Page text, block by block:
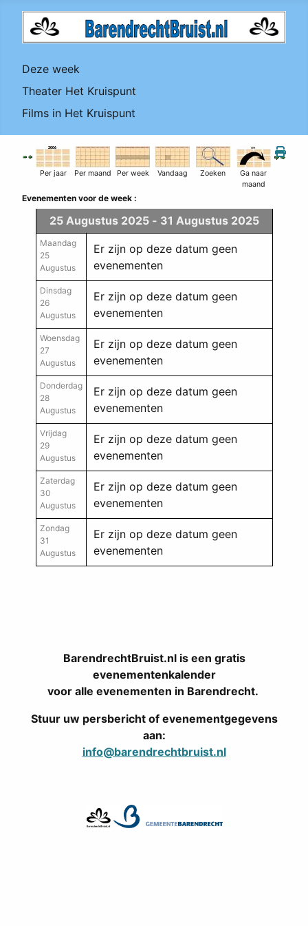
Deze week
Theater Het Kruispunt
Films in Het Kruispunt
Per jaar Per maand Per week Vandaag Zoeken
Ga naar
maand
Evenementen voor de week :
25 Augustus 2025 - 31 Augustus 2025
Maandag
25
Augustus
Er zijn op deze datum geen
evenementen
Dinsdag
26
Augustus
Er zijn op deze datum geen
evenementen
Woensdag
27
Augustus
Er zijn op deze datum geen
evenementen
Donderdag
28
Augustus
Er zijn op deze datum geen
evenementen
Vrijdag
29
Augustus
Er zijn op deze datum geen
evenementen
Zaterdag
30
Augustus
Er zijn op deze datum geen
evenementen
Zondag
31
Augustus
Er zijn op deze datum geen
evenementen
BarendrechtBruist.nl is een gratis
evenementenkalender
voor alle evenementen in Barendrecht.
Stuur uw persbericht of evenementgegevens
aan:
info@barendrechtbruist.nl